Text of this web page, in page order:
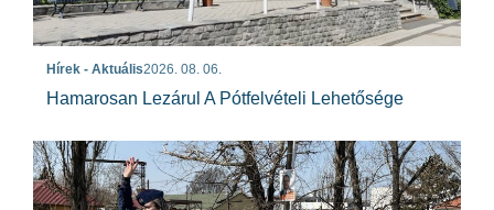
Hírek - Aktuális2026. 08. 06.
Hamarosan Lezárul A Pótfelvételi Lehetősége